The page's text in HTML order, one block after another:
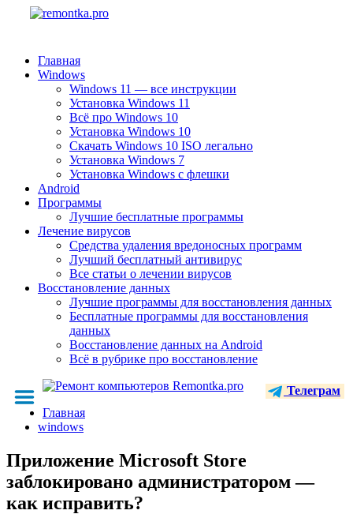
Главная
Windows
Windows 11 — все инструкции
Установка Windows 11
Всё про Windows 10
Установка Windows 10
Скачать Windows 10 ISO легально
Установка Windows 7
Установка Windows с флешки
Android
Программы
Лучшие бесплатные программы
Лечение вирусов
Средства удаления вредоносных программ
Лучший бесплатный антивирус
Все статьи о лечении вирусов
Восстановление данных
Лучшие программы для восстановления данных
Бесплатные программы для восстановления
данных
Восстановление данных на Android
Всё в рубрике про восстановление
Телеграм
Главная
windows
Приложение Microsoft Store
заблокировано администратором —
как исправить?